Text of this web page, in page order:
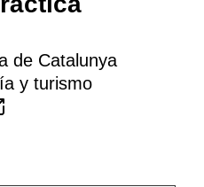
de Catalunya
y turismo